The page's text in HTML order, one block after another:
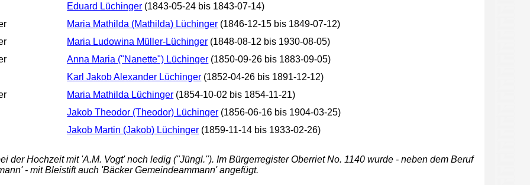
Eduard Lüchinger (1843-05-24 bis 1843-07-14)
Maria Mathilda (Mathilda) Lüchinger (1846-12-15 bis 1849-07-12)
Maria Ludowina Müller-Lüchinger (1848-08-12 bis 1930-08-05)
Anna Maria ("Nanette") Lüchinger (1850-09-26 bis 1883-09-05)
Karl Jakob Alexander Lüchinger (1852-04-26 bis 1891-12-12)
Maria Mathilda Lüchinger (1854-10-02 bis 1854-11-21)
Jakob Theodor (Theodor) Lüchinger (1856-06-16 bis 1904-03-25)
Jakob Martin (Jakob) Lüchinger (1859-11-14 bis 1933-02-26)
der Hochzeit mit 'A.M. Vogt' noch ledig ("Jüngl."). Im Bürgerregister Oberriet No. 1140 wurde - neben dem Beruf
- mit Bleistift auch 'Bäcker Gemeindeammann' angefügt.